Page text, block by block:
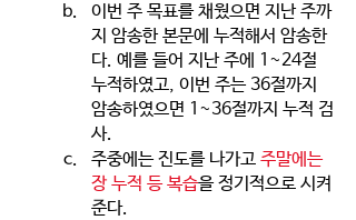
이번 주 목표를 채웠으면 지난 주까
지 암송한 본문에 누적해서 암송한
다. 예를 들어 지난 주에 1~24절
누적하였고, 이번 주는 36절까지
암송하였으면 1~36절까지 누적 검
사.
주중에는 진도를 나가고 주말에는
장 누적 등 복습을 정기적으로 시켜
준다.